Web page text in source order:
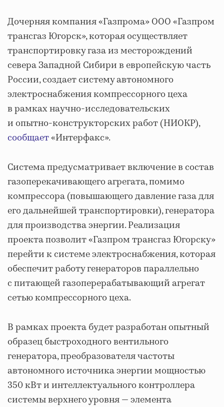
Дочерняя компания «Газпрома» ООО «Газпром
трансгаз Югорск», которая осуществляет
транспортировку газа из месторождений
севера Западной Сибири в европейскую часть
России, создает систему автономного
электроснабжения компрессорного цеха
в рамках научно-исследовательских
и опытно-конструкторских работ (НИОКР),
сообщает«Интерфакс».
Система предусматривает включение в состав
газоперекачивающего агрегата, помимо
компрессора (повышающего давление газа для
его дальнейшей транспортировки), генератора
для производства энергии. Реализация
проекта позволит «Газпром трансгаз Югорску»
перейти к системе электроснабжения, которая
обеспечит работу генераторов параллельно
с питающей газоперерабатывающий агрегат
сетью компрессорного цеха.
В рамках проекта будет разработан опытный
образец быстроходного вентильного
генератора, преобразователя частоты
автономного источника энергии мощностью
350 кВт и интеллектуального контроллера
системы верхнего уровня — элемента